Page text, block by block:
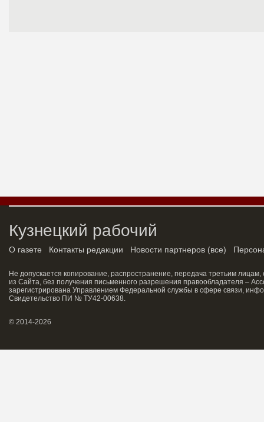
Кузнецкий рабочий
О газете Контакты редакции Новости партнеров (все)
Не допускается копирование, распространение, передача третьим
из Сайта, без получения письменного разрешения правообладателя –
зарегистрирована Управлением Федеральной службы в сфере связи,
Свидетельство ПИ № ТУ42-00638.
© 2014-2026